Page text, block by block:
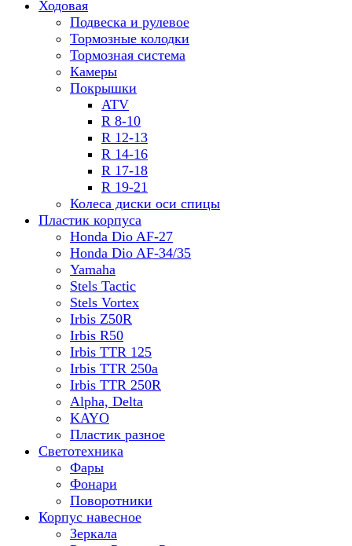
Ходовая
Подвеска и рулевое
Тормозные колодки
Тормозная система
Камеры
Покрышки
ATV
R 8-10
R 12-13
R 14-16
R 17-18
R 19-21
Колеса диски оси спицы
Пластик корпуса
Honda Dio AF-27
Honda Dio AF-34/35
Yamaha
Stels Tactic
Stels Vortex
Irbis Z50R
Irbis R50
Irbis TTR 125
Irbis TTR 250a
Irbis TTR 250R
Alpha, Delta
KAYO
Пластик разное
Светотехника
Фары
Фонари
Поворотники
Корпус навесное
Зеркала